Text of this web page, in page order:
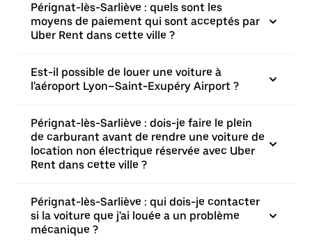
Pérignat-lès-Sarliève : quels sont les
moyens de paiement qui sont acceptés par
Uber Rent dans cette ville ?
Est-il possible de louer une voiture à
l'aéroport Lyon–Saint-Exupéry Airport ?
Pérignat-lès-Sarliève : dois-je faire le plein
de carburant avant de rendre une voiture de
location non électrique réservée avec Uber
Rent dans cette ville ?
Pérignat-lès-Sarliève : qui dois-je contacter
si la voiture que j'ai louée a un problème
mécanique ?